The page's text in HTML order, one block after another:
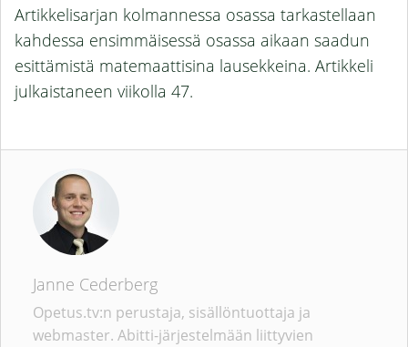
Artikkelisarjan kolmannessa osassa tarkastellaan
kahdessa ensimmäisessä osassa aikaan saadun
esittämistä matemaattisina lausekkeina. Artikkeli
julkaistaneen viikolla 47.
Janne Cederberg
Opetus.tv:n perustaja, sisällöntuottaja ja
webmaster. Abitti-järjestelmään liittyvien